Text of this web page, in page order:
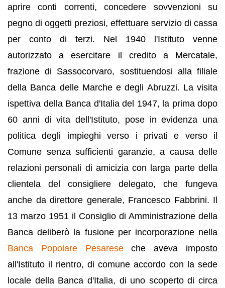
aprire conti correnti, concedere sovvenzioni su
pegno di oggetti preziosi, effettuare servizio di cassa
per conto di terzi. Nel 1940 l'Istituto venne
autorizzato a esercitare il credito a Mercatale,
frazione di Sassocorvaro, sostituendosi alla filiale
della Banca delle Marche e degli Abruzzi. La visita
ispettiva della Banca d'Italia del 1947, la prima dopo
60 anni di vita dell'Istituto, pose in evidenza una
politica degli impieghi verso i privati e verso il
Comune senza sufficienti garanzie, a causa delle
relazioni personali di amicizia con larga parte della
clientela del consigliere delegato, che fungeva
anche da direttore generale, Francesco Fabbrini. Il
13 marzo 1951 il Consiglio di Amministrazione della
Banca deliberò la fusione per incorporazione nella
Banca Popolare Pesareseche aveva imposto
all'Istituto il rientro, di comune accordo con la sede
locale della Banca d'Italia, di uno scoperto di circa